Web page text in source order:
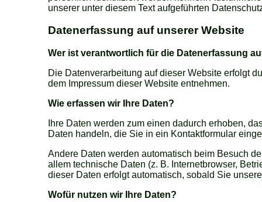
unserer unter diesem Text aufgeführten
Datenerfassung auf unserer Website
Wer ist verantwortlich für die Datenerfassung
Die Datenverarbeitung auf dieser Website erfolgt
dem Impressum dieser Website entnehmen.
Wie erfassen wir Ihre Daten?
Ihre Daten werden zum einen dadurch erhoben,
Daten handeln, die Sie in ein Kontaktformular
Andere Daten werden automatisch beim Besuch
allem technische Daten (z. B. Internetbrowser,
dieser Daten erfolgt automatisch, sobald Sie
Wofür nutzen wir Ihre Daten?